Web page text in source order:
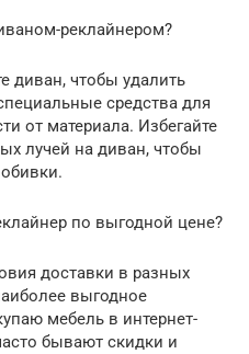
реклайнером?
диван, чтобы удалить
средства для
от материала. Избегайте
лучей на диван, чтобы
по выгодной цене?
доставки в разных
выгодное
мебель в интернет-
бывают скидки и